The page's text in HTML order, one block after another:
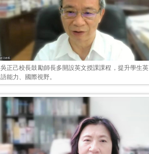
吳正己校長鼓勵師長多開設英文授課課程，提升學生英
語能力、國際視野。